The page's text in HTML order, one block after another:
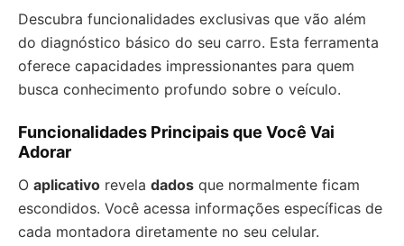
Descubra funcionalidades exclusivas que vão além
do diagnóstico básico do seu carro. Esta ferramenta
oferece capacidades impressionantes para quem
busca conhecimento profundo sobre o veículo.
Funcionalidades Principais que Você Vai
Adorar
O aplicativo revela dados que normalmente ficam
escondidos. Você acessa informações específicas de
cada montadora diretamente no seu celular.